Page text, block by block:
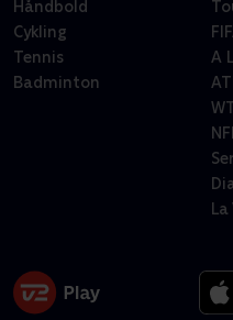
Håndbold
Cykling
Tennis
Badminton
A